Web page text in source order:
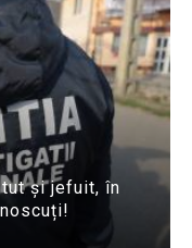
și jefuit, în